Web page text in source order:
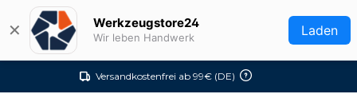
Zum Hauptinhalt springen
✕ Werkzeugstore24
Wir leben Handwerk Laden
Versandkostenfrei ab 99€ (DE)